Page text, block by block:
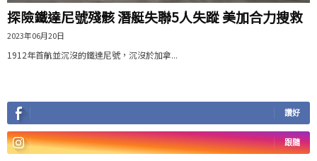
探險鐵達尼號殘骸 潛艇失聯5人失蹤 美加合力搜救
2023年06月20日
1912年首航並沉沒的鐵達尼號，沉沒於加拿...
讚好
跟隨